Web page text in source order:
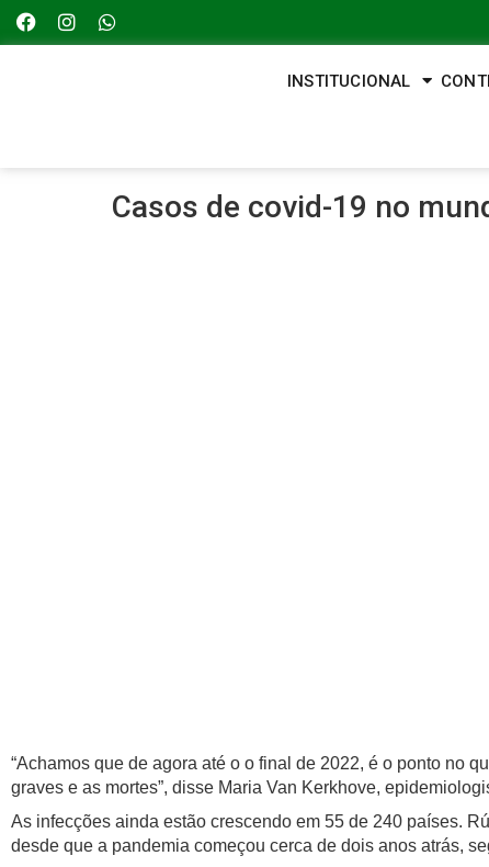
INSTITUCIONAL
Casos de covid-19 no
“Achamos que de agora até o o final de 2022, é o ponto no
graves e as mortes”, disse Maria Van Kerkhove,
As infecções ainda estão crescendo em 55 de 240 países.
desde que a pandemia começou cerca de dois anos atrás,